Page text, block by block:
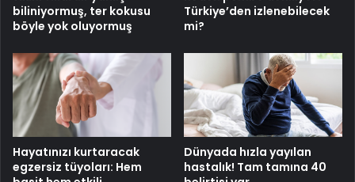
biliniyormuş, ter kokusu
böyle yok oluyormuş
Türkiye’den izlenebilecek
mi?
Hayatınızı kurtaracak
egzersiz tüyoları: Hem
Dünyada hızla yayılan
hastalık! Tam tamına 40